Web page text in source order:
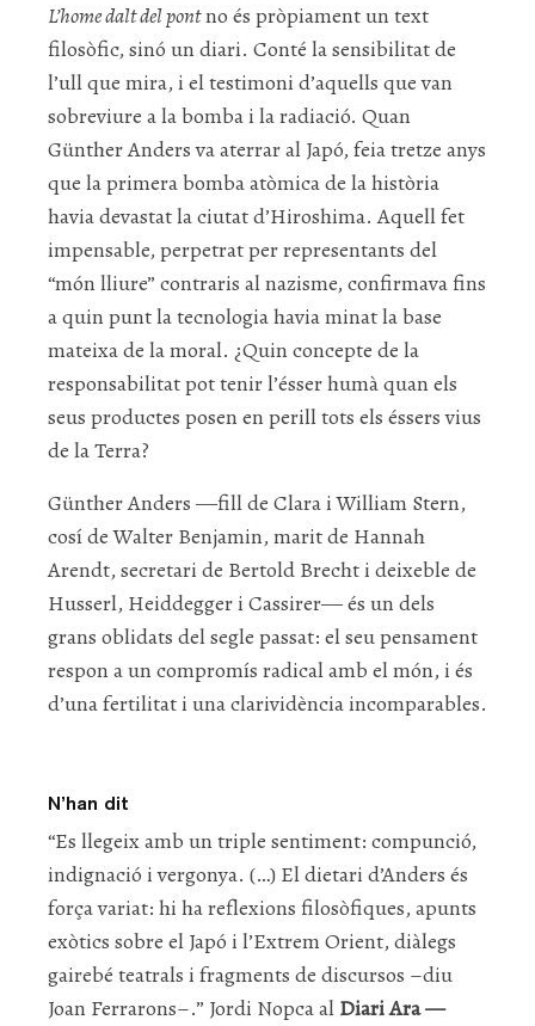
L’home dalt del pontno és pròpiament un text
filosòfic, sinó un diari. Conté la sensibilitat de
l’ull que mira, i el testimoni d’aquells que van
sobreviure a la bomba i la radiació. Quan
Günther Anders va aterrar al Japó, feia tretze anys
que la primera bomba atòmica de la història
havia devastat la ciutat d’Hiroshima. Aquell fet
impensable, perpetrat per representants del
“món lliure” contraris al nazisme, confirmava fins
a quin punt la tecnologia havia minat la base
mateixa de la moral. ¿Quin concepte de la
responsabilitat pot tenir l’ésser humà quan els
seus productes posen en perill tots els éssers vius
de la Terra?
Günther Anders ―fill de Clara i William Stern,
cosí de Walter Benjamin, marit de Hannah
Arendt, secretari de Bertold Brecht i deixeble de
Husserl, Heiddegger i Cassirer― és un dels
grans oblidats del segle passat: el seu pensament
respon a un compromís radical amb el món, i és
d’una fertilitat i una clarividència incomparables.
N’han dit
“Es llegeix amb un triple sentiment: compunció,
indignació i vergonya. (…) El dietari d’Anders és
força variat: hi ha reflexions filosòfiques, apunts
exòtics sobre el Japó i l’Extrem Orient, diàlegs
gairebé teatrals i fragments de discursos –diu
Joan Ferrarons–.” Jordi Nopca al Diari Ara —